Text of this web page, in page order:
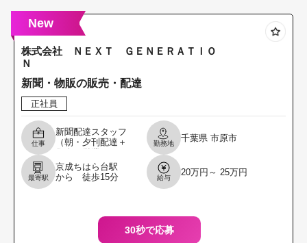
New
株式会社 ＮＥＸＴ ＧＥＮＥＲＡＴＩＯ
Ｎ
新聞・物販の販売・配達
正社員
仕事
新聞配達スタッフ
（朝・夕刊配達＋
＊＊＊＊仕事の流
れ＊＊＊＊ 夜中に
起きてバイクに乗
勤務地
千葉県 市原市
最寄駅
京成ちはら台駅
から 徒歩15分
給与
20万円～ 25万円
30秒で応募